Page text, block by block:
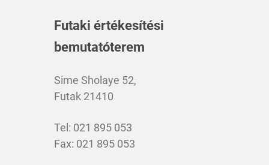
Futaki értékesítési
bemutatóterem
Sime Sholaye 52,
Futak 21410
Tel: 021 895 053
Fax: 021 895 053